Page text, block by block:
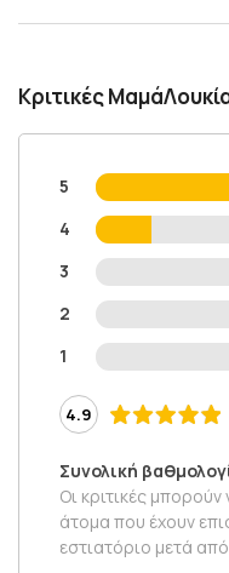
Κριτικές
5
4
3
2
1
4.9
Συνολική
Οι κριτικές
άτομα που έχουν
εστιατόριο μετά